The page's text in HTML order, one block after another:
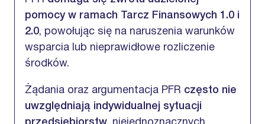
pomocy w ramach Tarcz Finansowych 1.0 i
2.0, powołując się na naruszenia warunków
wsparcia lub nieprawidłowe rozliczenie
środków.
Żądania oraz argumentacja PFR często nie
uwzględniają indywidualnej sytuacji